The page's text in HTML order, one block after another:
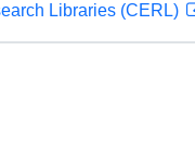
Libraries (CERL)